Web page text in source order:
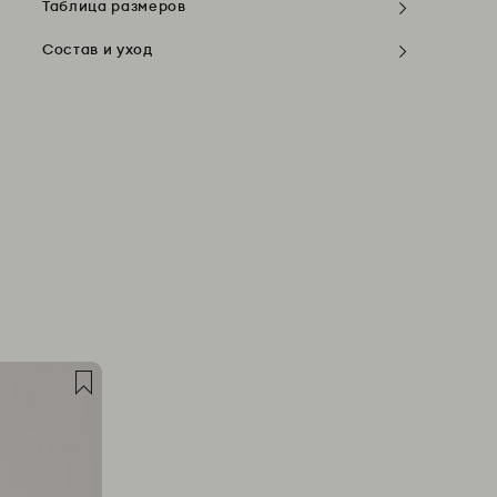
Таблица размеров
Состав и уход